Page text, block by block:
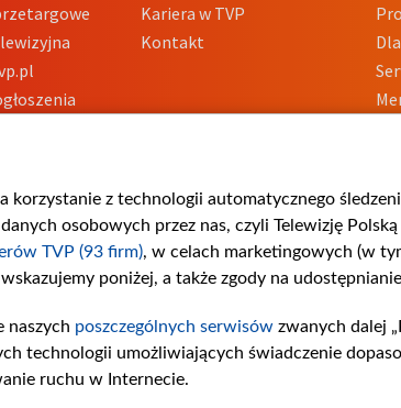
Kariera w TVP
Kontakt
korzystanie z technologii automatycznego
osobowych przez nas, czyli Telewizję
TVP (93 firm), w celach marketingowych (w
poniżej, a także zgody na
naszych poszczególnych serwisów zwanych dalej
technologii umożliwiających świadczenie
ruchu w Internecie.